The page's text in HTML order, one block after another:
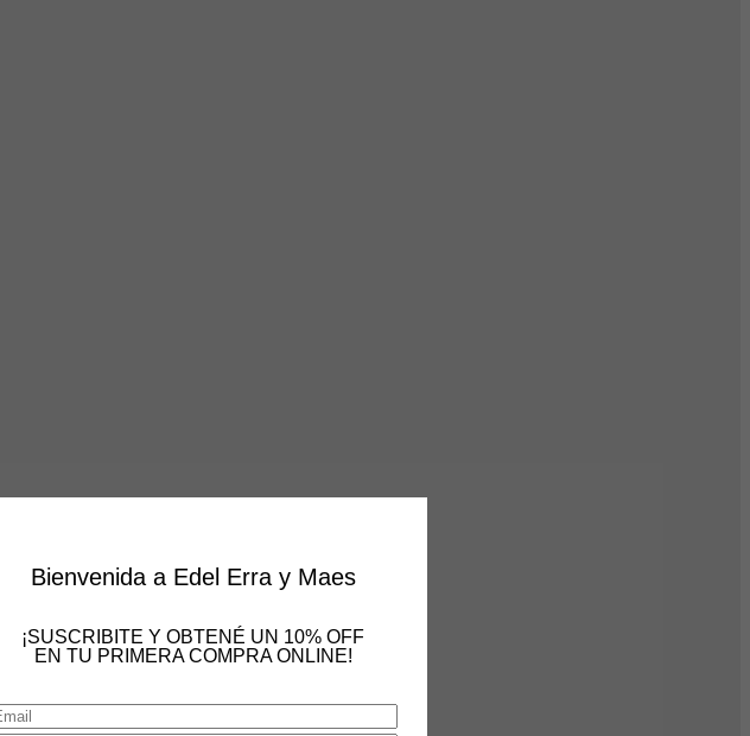
Bienvenida a Edel Erra y Maes
¡SUSCRIBITE Y OBTENÉ UN 10% OFF
EN TU PRIMERA COMPRA ONLINE!